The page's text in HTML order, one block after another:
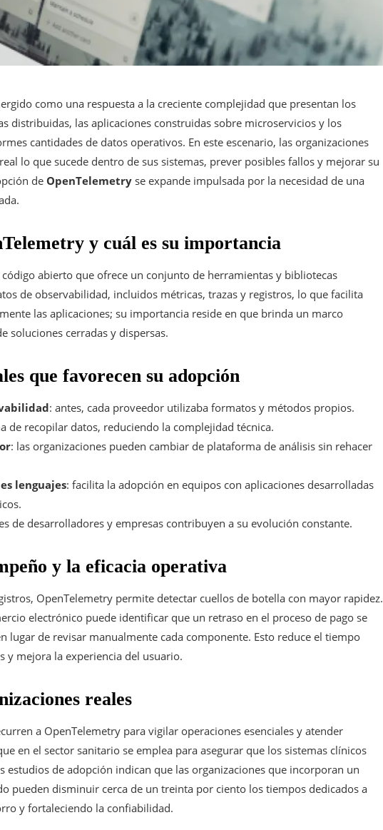
como una respuesta a la creciente complejidad que presentan los
distribuidas, las aplicaciones construidas sobre microservicios y los
cantidades de datos operativos. En este escenario, las organizaciones
lo que sucede dentro de sus sistemas, prever posibles fallos y mejorar su
de OpenTelemetry se expande impulsada por la necesidad de una
y cuál es su importancia
abierto que ofrece un conjunto de herramientas y bibliotecas
de observabilidad, incluidos métricas, trazas y registros, lo que facilita
las aplicaciones; su importancia reside en que brinda un marco
soluciones cerradas y dispersas.
que favorecen su adopción
: antes, cada proveedor utilizaba formatos y métodos propios.
de recopilar datos, reduciendo la complejidad técnica.
: las organizaciones pueden cambiar de plataforma de análisis sin rehacer
lenguajes: facilita la adopción en equipos con aplicaciones desarrolladas
de desarrolladores y empresas contribuyen a su evolución constante.
y la eficacia operativa
OpenTelemetry permite detectar cuellos de botella con mayor rapidez.
electrónico puede identificar que un retraso en el proceso de pago se
lugar de revisar manualmente cada componente. Esto reduce el tiempo
y mejora la experiencia del usuario.
reales
a OpenTelemetry para vigilar operaciones esenciales y atender
en el sector sanitario se emplea para asegurar que los sistemas clínicos
estudios de adopción indican que las organizaciones que incorporan un
pueden disminuir cerca de un treinta por ciento los tiempos dedicados a
y fortaleciendo la confiabilidad.